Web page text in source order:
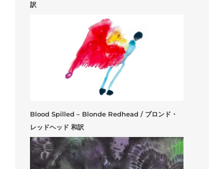
訳
Blood Spilled – Blonde Redhead / ブロンド・
レッドヘッド 和訳